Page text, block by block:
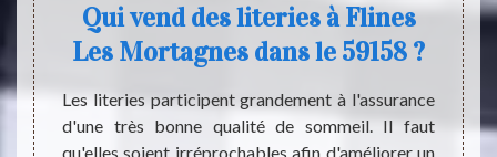
très
de
se
Qui vend des literies à Flines
Les Mortagnes dans le 59158 ?
Les literies participent grandement à l'assurance
d'une très bonne qualité de sommeil. Il faut
qu'elles soient irréprochables afin d'améliorer un
Il
par